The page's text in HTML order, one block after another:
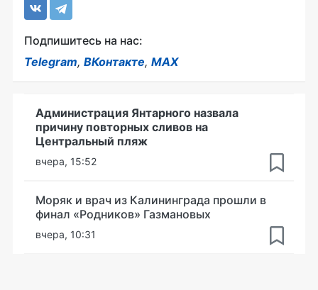
Подпишитесь на нас:
Telegram, ВКонтакте, MAX
Администрация Янтарного назвала
причину повторных сливов на
Центральный пляж
вчера, 15:52
Моряк и врач из Калининграда прошли в
финал «Родников» Газмановых
вчера, 10:31